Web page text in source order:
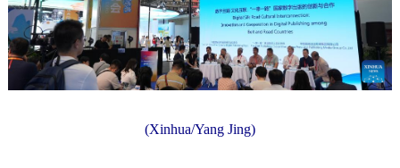
(Xinhua/Yang Jing)